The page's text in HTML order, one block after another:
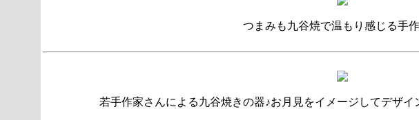
つまみも九谷焼で温もり感じる手作
若手作家さんによる九谷焼きの器♪お月見をイメージしてデザ